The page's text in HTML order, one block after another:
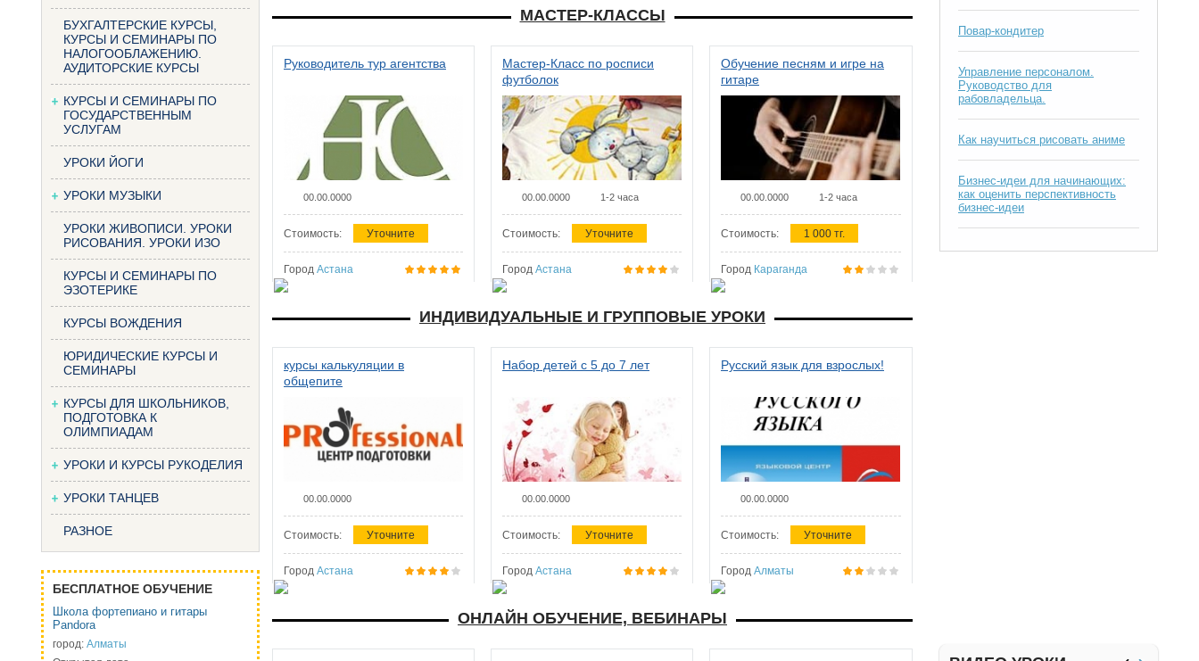
БУХГАЛТЕРСКИЕ КУРСЫ,
КУРСЫ И СЕМИНАРЫ ПО
НАЛОГООБЛАЖЕНИЮ.
АУДИТОРСКИЕ КУРСЫ
КУРСЫ И СЕМИНАРЫ ПО
ГОСУДАРСТВЕННЫМ
УСЛУГАМ
УРОКИ ЙОГИ
УРОКИ МУЗЫКИ
УРОКИ ЖИВОПИСИ. УРОКИ
РИСОВАНИЯ. УРОКИ ИЗО
КУРСЫ И СЕМИНАРЫ ПО
ЭЗОТЕРИКЕ
КУРСЫ ВОЖДЕНИЯ
ЮРИДИЧЕСКИЕ КУРСЫ И
СЕМИНАРЫ
КУРСЫ ДЛЯ ШКОЛЬНИКОВ,
ПОДГОТОВКА К
ОЛИМПИАДАМ
УРОКИ И КУРСЫ РУКОДЕЛИЯ
УРОКИ ТАНЦЕВ
РАЗНОЕ
БЕСПЛАТНОЕ ОБУЧЕНИЕ
Школа фортепиано и гитары
Pandora
город: Алматы
МАСТЕР-КЛАССЫ
Руководитель тур агентства
00.00.0000
Стоимость: Уточните
Город Астана
Мастер-Класс по росписи
футболок
00.00.0000 1-2 часа
Стоимость: Уточните
Город Астана
Обучение песням и игре на
гитаре
00.00.0000 1-2 часа
Стоимость: 1 000 тг.
Город Караганда
ИНДИВИДУАЛЬНЫЕ И ГРУППОВЫЕ УРОКИ
курсы калькуляции в
общепите
00.00.0000
Стоимость: Уточните
Город Астана
Набор детей с 5 до 7 лет
00.00.0000
Стоимость: Уточните
Город Астана
Русский язык для взрослых!
00.00.0000
Стоимость: Уточните
Город Алматы
ОНЛАЙН ОБУЧЕНИЕ, ВЕБИНАРЫ
Повар-кондитер
Управление персоналом.
Руководство для
рабовладельца.
Как научиться рисовать аниме
Бизнес-идеи для начинающих:
как оценить перспективность
бизнес-идеи